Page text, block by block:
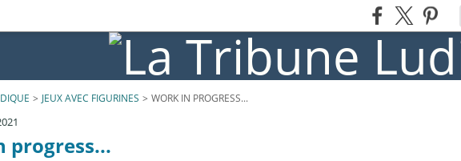
> JEUX AVEC FIGURINES > WORK IN PROGRESS...
progress...